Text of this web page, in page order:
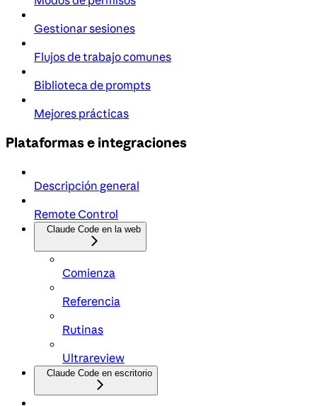
Gestionar sesiones
Flujos de trabajo comunes
Biblioteca de prompts
Mejores prácticas
Plataformas e integraciones
Descripción general
Remote Control
Claude Code en la web
Comienza
Referencia
Rutinas
Ultrareview
Claude Code en escritorio